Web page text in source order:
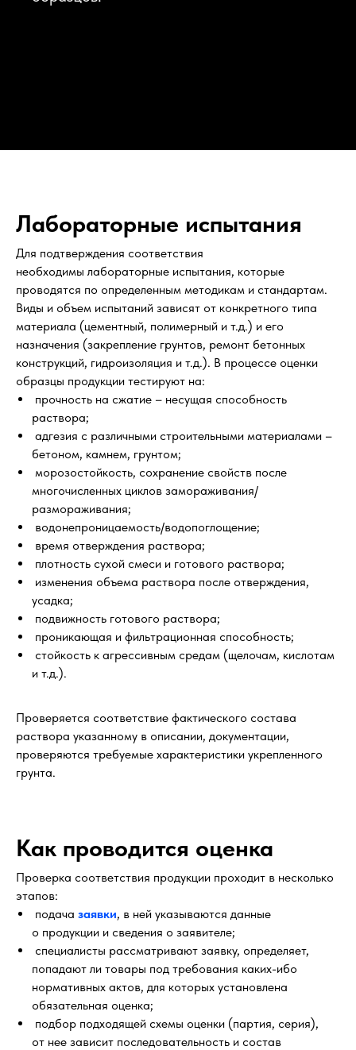
Лабораторные испытания
Для подтверждения соответствия
необходимы лабораторные испытания, которые
проводятся по определенным методикам и стандартам.
Виды и объем испытаний зависят от конкретного типа
материала (цементный, полимерный и т.д.) и его
назначения (закрепление грунтов, ремонт бетонных
конструкций, гидроизоляция и т.д.). В процессе оценки
образцы продукции тестируют на:
прочность на сжатие – несущая способность
раствора;
адгезия с различными строительными материалами –
бетоном, камнем, грунтом;
морозостойкость, сохранение свойств после
многочисленных циклов замораживания/
размораживания;
водонепроницаемость/водопоглощение;
время отверждения раствора;
плотность сухой смеси и готового раствора;
изменения объема раствора после отверждения,
усадка;
подвижность готового раствора;
проникающая и фильтрационная способность;
стойкость к агрессивным средам (щелочам, кислотам
и т.д.).
Проверяется соответствие фактического состава
раствора указанному в описании, документации,
проверяются требуемые характеристики укрепленного
грунта.
Как проводится оценка
Проверка соответствия продукции проходит в несколько
этапов:
подача заявки, в ней указываются данные
о продукции и сведения о заявителе;
специалисты рассматривают заявку, определяет,
попадают ли товары под требования каких-ибо
нормативных актов, для которых установлена
обязательная оценка;
подбор подходящей схемы оценки (партия, серия),
от нее зависит последовательность и состав